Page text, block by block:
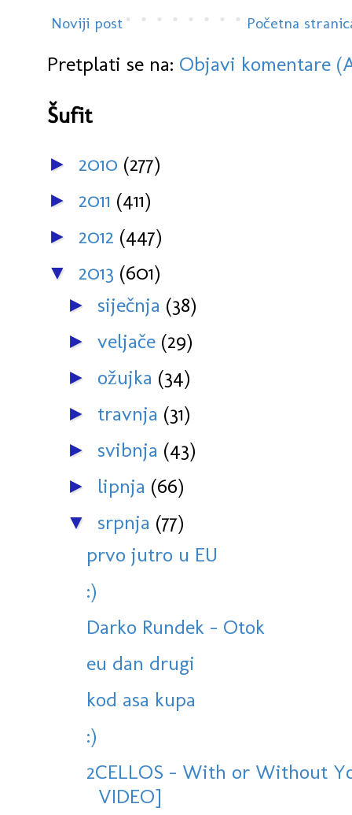
Noviji post Početna
Pretplati se na: Objavi komentare
Šufit
► 2010 (277)
► 2011 (411)
► 2012 (447)
▼ 2013 (601)
► siječnja (38)
► veljače (29)
► ožujka (34)
► travnja (31)
► svibnja (43)
► lipnja (66)
▼ srpnja (77)
prvo jutro u EU
:)
Darko Rundek - Otok
eu dan drugi
kod asa kupa
:)
2CELLOS - With or Without
VIDEO]